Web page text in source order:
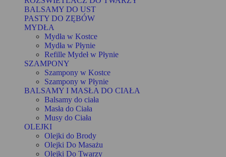
BALSAMY DO UST
PASTY DO ZĘBÓW
MYDŁA
Mydła w Kostce
Mydła w Płynie
Refille Mydeł w Płynie
SZAMPONY
Szampony w Kostce
Szampony w Płynie
BALSAMY I MASŁA DO CIAŁA
Balsamy do ciała
Masła do Ciała
Musy do Ciała
OLEJKI
Olejki do Brody
Olejki Do Masażu
Olejki Do Twarzy